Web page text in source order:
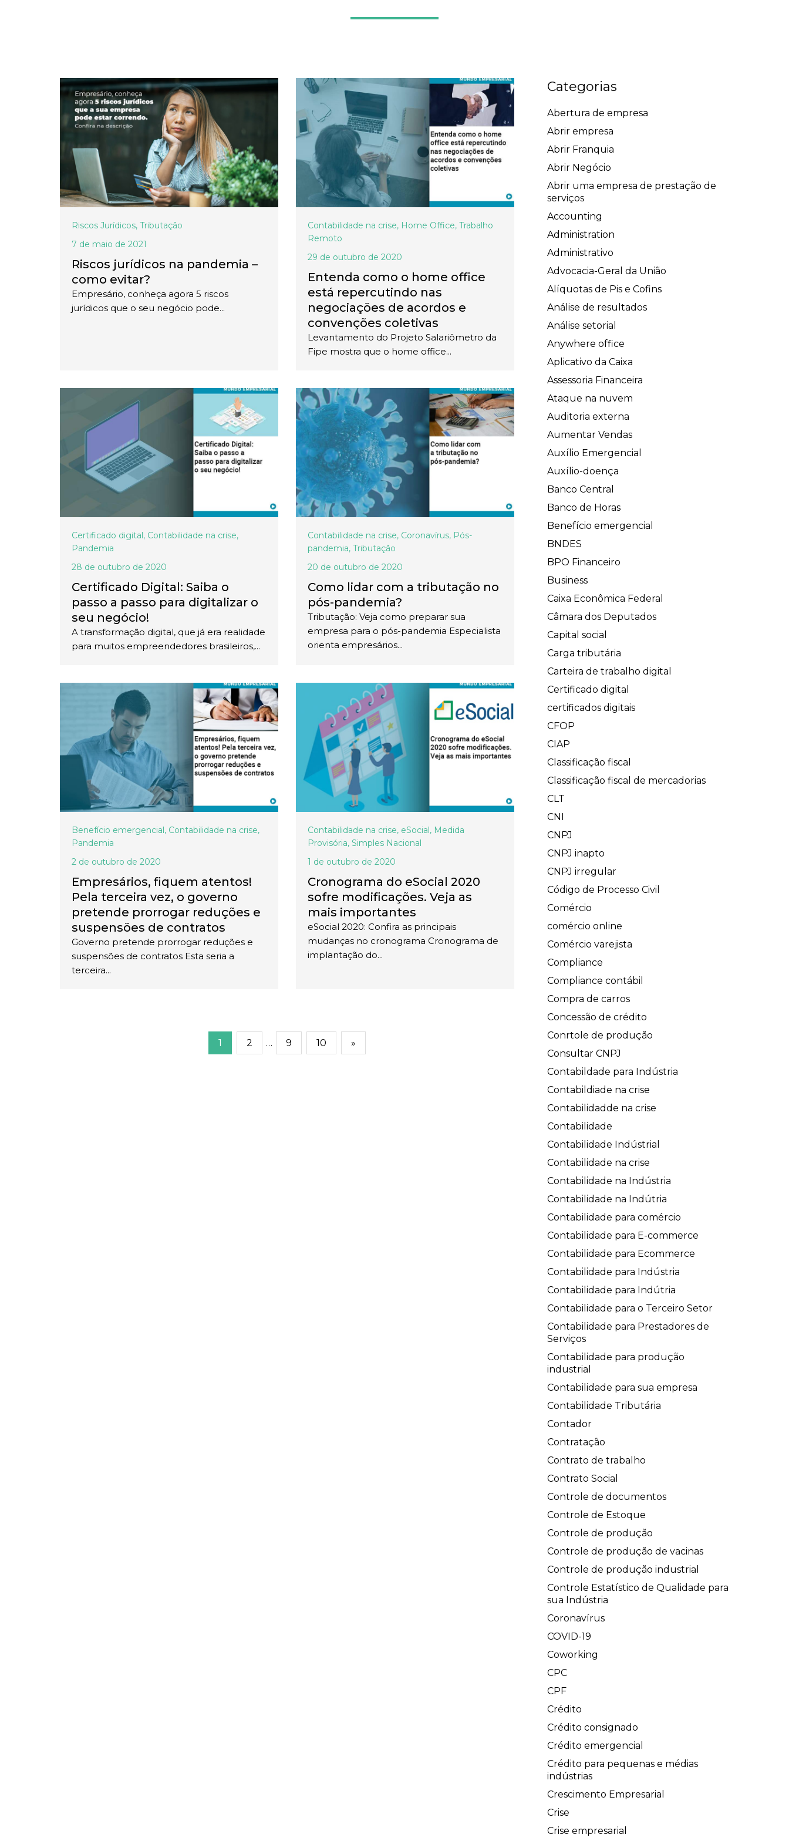
Riscos Jurídicos, Tributação
7 de maio de 2021
Riscos jurídicos na pandemia –
como evitar?
Empresário, conheça agora 5 riscos
jurídicos que o seu negócio pode...
Contabilidade na crise, Home Office, Trabalho
Remoto
29 de outubro de 2020
Entenda como o home office
está repercutindo nas
negociações de acordos e
convenções coletivas
Levantamento do Projeto Salariômetro da
Fipe mostra que o home office...
Certificado digital , Contabilidade na crise,
Pandemia
28 de outubro de 2020
Certificado Digital: Saiba o
passo a passo para digitalizar o
seu negócio!
A transformação digital, que já era realidade
para muitos empreendedores brasileiros,...
Contabilidade na crise, Coronavírus, Pós-
pandemia, Tributação
20 de outubro de 2020
Como lidar com a tributação no
pós-pandemia?
Tributação: Veja como preparar sua
empresa para o pós-pandemia Especialista
orienta empresários...
Benefício emergencial , Contabilidade na crise,
Pandemia
2 de outubro de 2020
Empresários, fiquem atentos!
Pela terceira vez, o governo
pretende prorrogar reduções e
suspensões de contratos
Governo pretende prorrogar reduções e
suspensões de contratos Esta seria a
terceira...
Contabilidade na crise, eSocial , Medida
Provisória, Simples Nacional
1 de outubro de 2020
Cronograma do eSocial 2020
sofre modificações. Veja as
mais importantes
eSocial 2020: Confira as principais
mudanças no cronograma Cronograma de
implantação do...
1 2 … 9 10 »
Categorias
Abertura de empresa
Abrir empresa
Abrir Franquia
Abrir Negócio
Abrir uma empresa de prestação de
serviços
Accounting
Administration
Administrativo
Advocacia-Geral da União
Alíquotas de Pis e Cofins
Análise de resultados
Análise setorial
Anywhere office
Aplicativo da Caixa
Assessoria Financeira
Ataque na nuvem
Auditoria externa
Aumentar Vendas
Auxílio Emergencial
Auxílio-doença
Banco Central
Banco de Horas
Benefício emergencial
BNDES
BPO Financeiro
Business
Caixa Econômica Federal
Câmara dos Deputados
Capital social
Carga tributária
Carteira de trabalho digital
Certificado digital
certificados digitais
CFOP
CIAP
Classificação fiscal
Classificação fiscal de mercadorias
CLT
CNI
CNPJ
CNPJ inapto
CNPJ irregular
Código de Processo Civil
Comércio
comércio online
Comércio varejista
Compliance
Compliance contábil
Compra de carros
Concessão de crédito
Conrtole de produção
Consultar CNPJ
Contabildade para Indústria
Contabildiade na crise
Contabilidadde na crise
Contabilidade
Contabilidade Indústrial
Contabilidade na crise
Contabilidade na Indústria
Contabilidade na Indútria
Contabilidade para comércio
Contabilidade para E-commerce
Contabilidade para Ecommerce
Contabilidade para Indústria
Contabilidade para Indútria
Contabilidade para o Terceiro Setor
Contabilidade para Prestadores de
Serviços
Contabilidade para produção
industrial
Contabilidade para sua empresa
Contabilidade Tributária
Contador
Contratação
Contrato de trabalho
Contrato Social
Controle de documentos
Controle de Estoque
Controle de produção
Controle de produção de vacinas
Controle de produção industrial
Controle Estatístico de Qualidade para
sua Indústria
Coronavírus
COVID-19
Coworking
CPC
CPF
Crédito
Crédito consignado
Crédito emergencial
Crédito para pequenas e médias
indústrias
Crescimento Empresarial
Crise
Crise empresarial